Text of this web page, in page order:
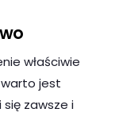
właściwie
jest
zawsze i